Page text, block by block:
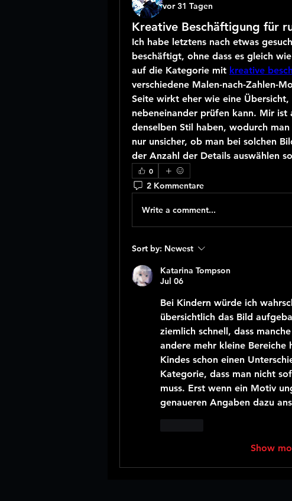
vor 31 Tagen
Kreative Beschäftigung für
Ich habe letztens nach etwas
beschäftigt, ohne dass es gleich
auf die Kategorie mit kreative
verschiedene Malen-nach-Zahlen-
Seite wirkt eher wie eine
nebeneinander prüfen kann. Mir
denselben Stil haben, wodurch
nur unsicher, ob man bei solchen
der Anzahl der Details auswählen
0
2 Kommentare
Write a comment...
Sort by: Newest
Katarina Tompson
Jul 06
Bei Kindern würde ich
übersichtlich das Bild
ziemlich schnell, dass
andere mehr kleine Bereiche
Kindes schon einen
Kategorie, dass man nicht
muss. Erst wenn ein Motiv
genaueren Angaben dazu
Show